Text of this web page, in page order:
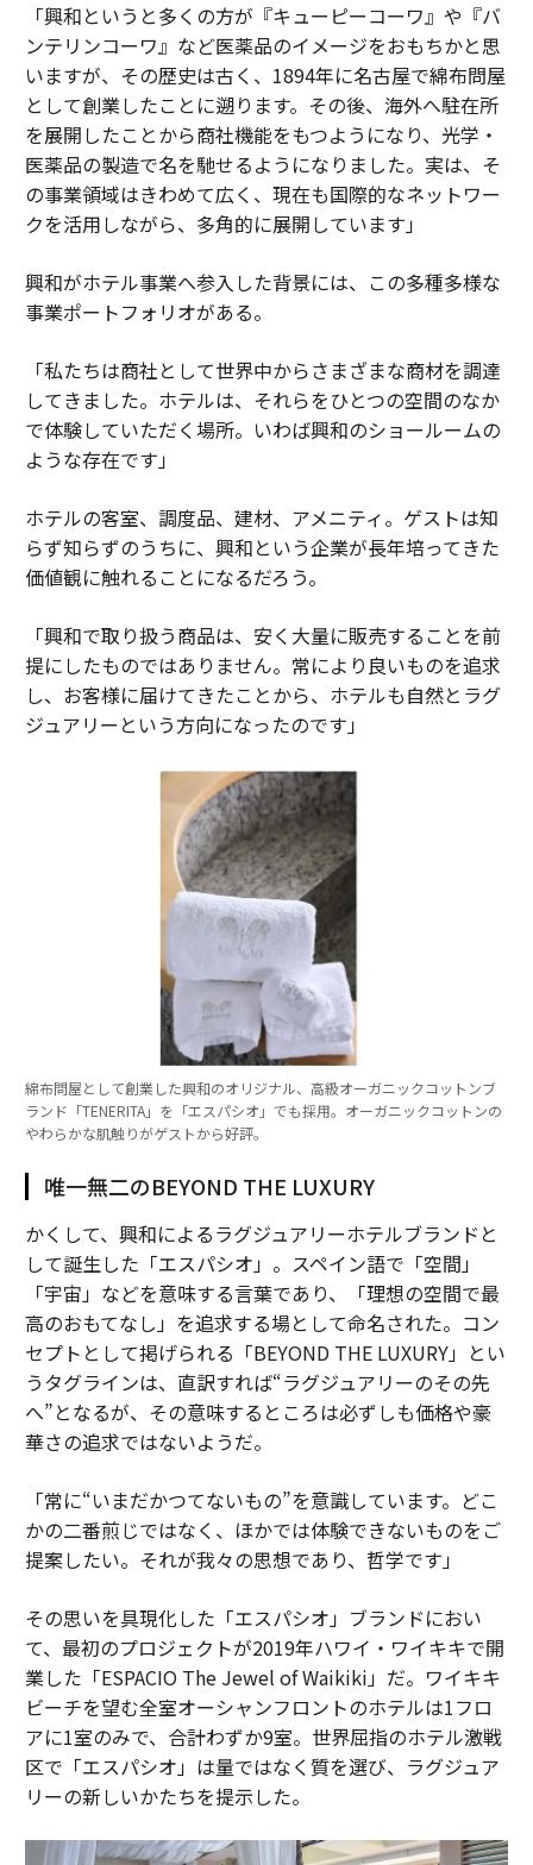
「興和というと多くの方が『キューピーコーワ』や『バ
ンテリンコーワ』など医薬品のイメージをおもちかと思
いますが、その歴史は古く、1894年に名古屋で綿布問屋
として創業したことに遡ります。その後、海外へ駐在所
を展開したことから商社機能をもつようになり、光学・
医薬品の製造で名を馳せるようになりました。実は、そ
の事業領域はきわめて広く、現在も国際的なネットワー
クを活用しながら、多角的に展開しています」
興和がホテル事業へ参入した背景には、この多種多様な
事業ポートフォリオがある。
「私たちは商社として世界中からさまざまな商材を調達
してきました。ホテルは、それらをひとつの空間のなか
で体験していただく場所。いわば興和のショールームの
ような存在です」
ホテルの客室、調度品、建材、アメニティ。ゲストは知
らず知らずのうちに、興和という企業が長年培ってきた
価値観に触れることになるだろう。
「興和で取り扱う商品は、安く大量に販売することを前
提にしたものではありません。常により良いものを追求
し、お客様に届けてきたことから、ホテルも自然とラグ
ジュアリーという方向になったのです」
綿布問屋として創業した興和のオリジナル、高級オーガニックコットンブ
ランド「TENERITA」を「エスパシオ」でも採用。オーガニックコットンの
やわらかな肌触りがゲストから好評。
唯一無二のBEYOND THE LUXURY
かくして、興和によるラグジュアリーホテルブランドと
して誕生した「エスパシオ」。スペイン語で「空間」
「宇宙」などを意味する言葉であり、「理想の空間で最
高のおもてなし」を追求する場として命名された。コン
セプトとして掲げられる「BEYOND THE LUXURY」とい
うタグラインは、直訳すれば“ラグジュアリーのその先
へ”となるが、その意味するところは必ずしも価格や豪
華さの追求ではないようだ。
「常に“いまだかつてないもの”を意識しています。どこ
かの二番煎じではなく、ほかでは体験できないものをご
提案したい。それが我々の思想であり、哲学です」
その思いを具現化した「エスパシオ」ブランドにおい
て、最初のプロジェクトが2019年ハワイ・ワイキキで開
業した「ESPACIO The Jewel of Waikiki」だ。ワイキキ
ビーチを望む全室オーシャンフロントのホテルは1フロ
アに1室のみで、合計わずか9室。世界屈指のホテル激戦
区で「エスパシオ」は量ではなく質を選び、ラグジュア
リーの新しいかたちを提示した。